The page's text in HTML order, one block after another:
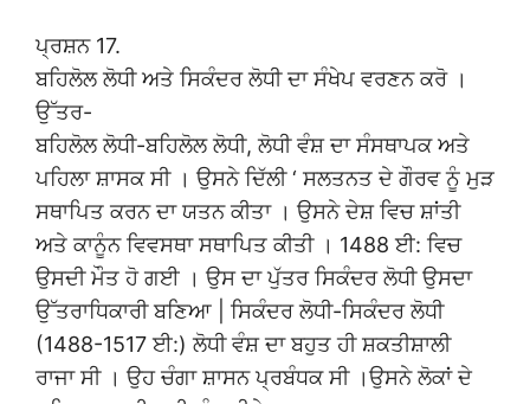
ਪ੍ਰਸ਼ਨ 17.
ਬਹਿਲੋਲ ਲੋਧੀ ਅਤੇ ਸਿਕੰਦਰ ਲੋਧੀ ਦਾ ਸੰਖੇਪ ਵਰਣਨ ਕਰੋ ।
ਉੱਤਰ-
ਬਹਿਲੋਲ ਲੋਧੀ-ਬਹਿਲੋਲ ਲੋਧੀ, ਲੋਧੀ ਵੰਸ਼ ਦਾ ਸੰਸਥਾਪਕ ਅਤੇ
ਪਹਿਲਾ ਸ਼ਾਸਕ ਸੀ । ਉਸਨੇ ਦਿੱਲੀ ‘ ਸਲਤਨਤ ਦੇ ਗੌਰਵ ਨੂੰ ਮੁੜ
ਸਥਾਪਿਤ ਕਰਨ ਦਾ ਯਤਨ ਕੀਤਾ । ਉਸਨੇ ਦੇਸ਼ ਵਿਚ ਸ਼ਾਂਤੀ
ਅਤੇ ਕਾਨੂੰਨ ਵਿਵਸਥਾ ਸਥਾਪਿਤ ਕੀਤੀ । 1488 ਈ: ਵਿਚ
ਉਸਦੀ ਮੌਤ ਹੋ ਗਈ । ਉਸ ਦਾ ਪੁੱਤਰ ਸਿਕੰਦਰ ਲੋਧੀ ਉਸਦਾ
ਉੱਤਰਾਧਿਕਾਰੀ ਬਣਿਆ | ਸਿਕੰਦਰ ਲੋਧੀ-ਸਿਕੰਦਰ ਲੋਧੀ
(1488-1517 ਈ:) ਲੋਧੀ ਵੰਸ਼ ਦਾ ਬਹੁਤ ਹੀ ਸ਼ਕਤੀਸ਼ਾਲੀ
ਰਾਜਾ ਸੀ । ਉਹ ਚੰਗਾ ਸ਼ਾਸਨ ਪ੍ਰਬੰਧਕ ਸੀ ।ਉਸਨੇ ਲੋਕਾਂ ਦੇ